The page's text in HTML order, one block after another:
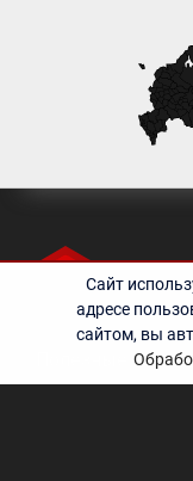
Полезные
Сайт
адресе
сайтом, вы